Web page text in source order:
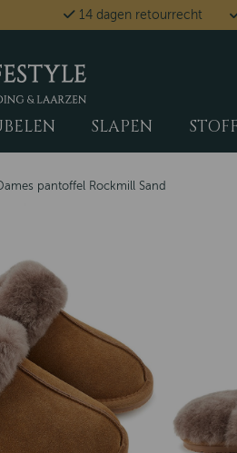
14 dagen retourrecht
SLAPEN
pantoffel Rockmill Sand